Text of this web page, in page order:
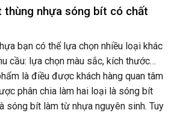
thùng nhựa sóng bít có chất
bạn có thể lựa chọn nhiều loại khác
cầu: lựa chọn màu sắc, kích thước…
là điều được khách hàng quan tâm
phân chia làm hai loại là sóng bít
sóng bít làm từ nhựa nguyên sinh. Tuy